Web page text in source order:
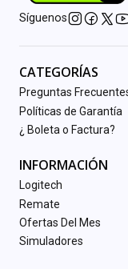
Síguenos
CATEGORÍAS
Preguntas
Políticas de Garantía
¿ Boleta o Factura?
INFORMACIÓN
Logitech
Remate
Ofertas Del Mes
Simuladores